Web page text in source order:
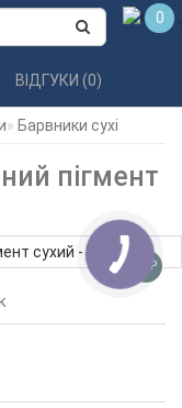
0
Барвники сухі
пігмент
ВІДГУКИ (0)
TOP